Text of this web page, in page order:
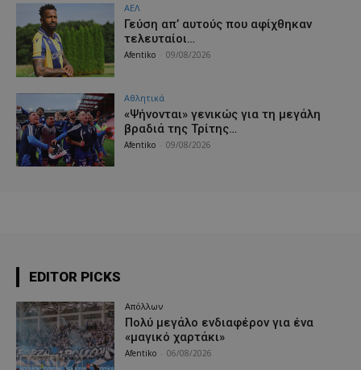
ΑΕΛ
Γεύση απ’ αυτούς που αφίχθηκαν
τελευταίοι…
Afentiko 09/08/2026
Αθλητικά
«Ψήνονται» γενικώς για τη μεγάλη
βραδιά της Τρίτης…
Afentiko 09/08/2026
EDITOR PICKS
Απόλλων
Πολύ μεγάλο ενδιαφέρον για ένα
«μαγικό χαρτάκι»
Afentiko 06/08/2026